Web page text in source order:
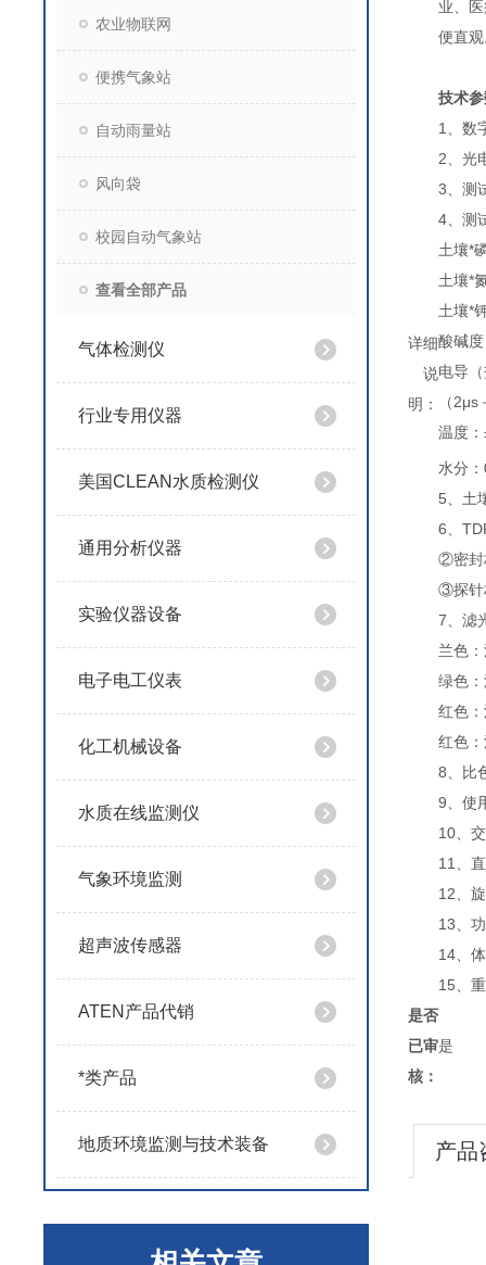
农业物联网
便携气象站
自动雨量站
风向袋
校园自动气象站
查看全部产品
气体检测仪
行业专用仪器
美国CLEAN水质检测仪
通用分析仪器
实验仪器设备
电子电工仪表
化工机械设备
水质在线监测仪
气象环境监测
超声波传感器
ATEN产品代销
*类产品
地质环境监测与技术装备
详细
说
明：
业、
便直
技术
1、数
2、光
3、测
4、测
土壤*
土壤*
土壤*
酸碱
电导
（
温度
水分
5、土
6、
②密封
③探针
7、滤
兰色
绿色
红色
红色
8、比
9、使
10、
11、
12、
13、
14、
15、
是否
已审
核：
是
产品